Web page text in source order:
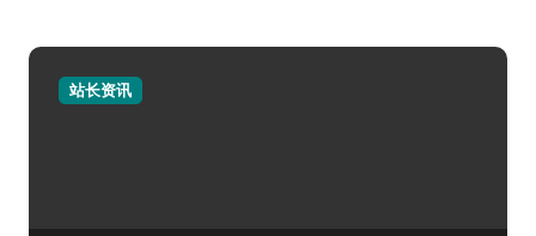
站长资讯